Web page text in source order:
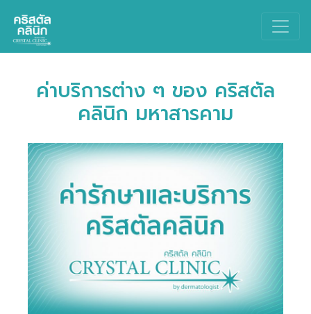
Main Navigation
ค่าบริการต่าง ๆ ของ คริสตัล
คลินิก มหาสารคาม